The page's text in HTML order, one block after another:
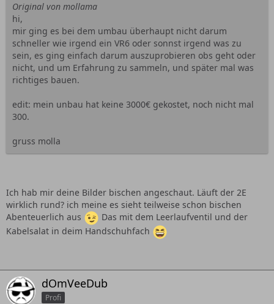
Original von mollama
hi,
mir ging es bei dem umbau überhaupt nicht darum
schneller wie irgend ein VR6 oder sonnst irgend was zu
sein, es ging einfach darum auszuprobieren obs geht oder
nicht, und um Erfahrung zu sammeln, und später mal was
richtiges bauen.
edit: mein unbau hat keine 3000€ gekostet, noch nicht mal
300.
gruss molla
Ich hab mir deine Bilder bischen angeschaut. Läuft der 2E
wirklich rund? ich meine es sieht teilweise schon bischen
Abenteuerlich aus
Das mit dem Leerlaufventil und der
Kabelsalat in deim Handschuhfach
dOmVeeDub
Profi